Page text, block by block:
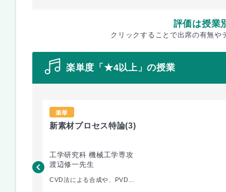
評価は授業
クリックすることで出席の有無や
楽単度「★4以上」の授業
楽単
新素材プロセス特論(3)
工学研究科 機械工学専攻
渡辺修一先生
CVD法による合成や、PVD...